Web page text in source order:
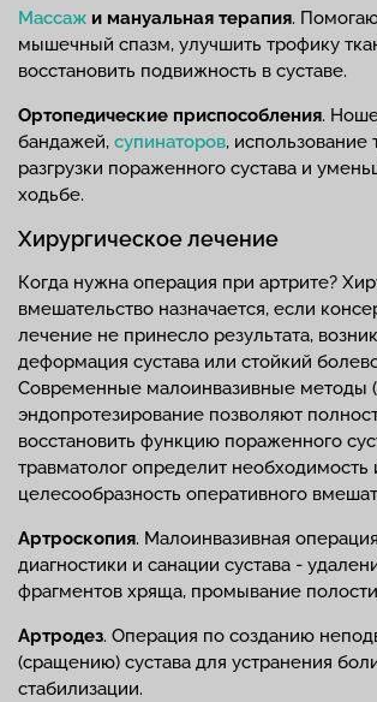
Массаж и мануальная терапия.
мышечный спазм, улучшить трофику
восстановить подвижность в суставе.
Ортопедические приспособления.
бандажей, супинаторов, использование
разгрузки пораженного сустава и
ходьбе.
Хирургическое лечение
Когда нужна операция при артрите?
вмешательство назначается, если
лечение не принесло результата,
деформация сустава или стойкий
Современные малоинвазивные методы
эндопротезирование позволяют
восстановить функцию пораженного
травматолог определит необходимость
целесообразность оперативного
Артроскопия. Малоинвазивная
диагностики и санации сустава -
фрагментов хряща, промывание
Артродез. Операция по созданию
(сращению) сустава для устранения
стабилизации.